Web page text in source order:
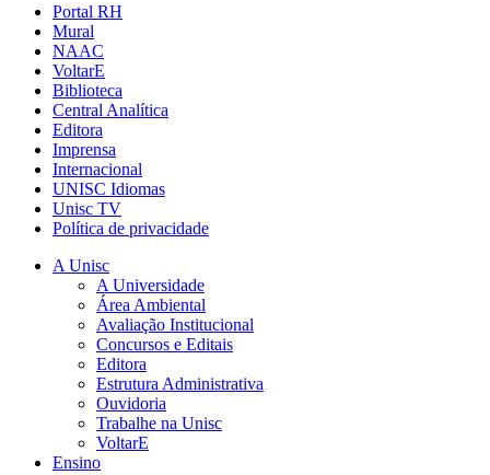
Portal RH
Mural
NAAC
VoltarE
Biblioteca
Central Analítica
Editora
Imprensa
Internacional
UNISC Idiomas
Unisc TV
Política de privacidade
A Unisc
A Universidade
Área Ambiental
Avaliação Institucional
Concursos e Editais
Editora
Estrutura Administrativa
Ouvidoria
Trabalhe na Unisc
VoltarE
Ensino